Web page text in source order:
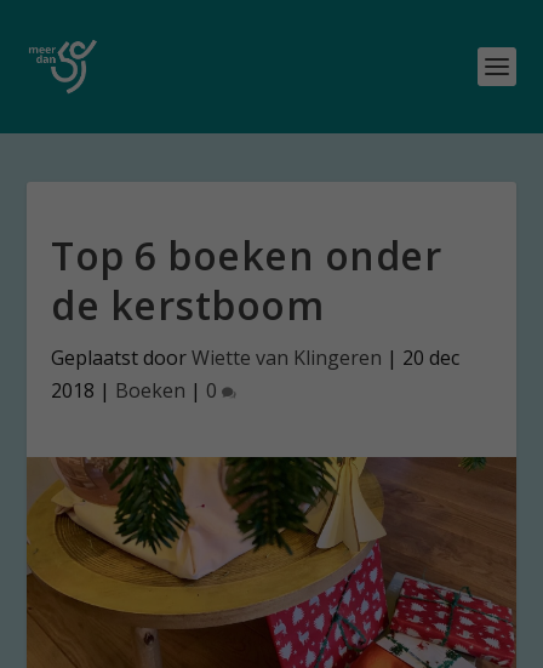
Top 6 boeken onder
de kerstboom
Geplaatst doorWiette van Klingeren | 20 dec
2018 | Boeken | 0